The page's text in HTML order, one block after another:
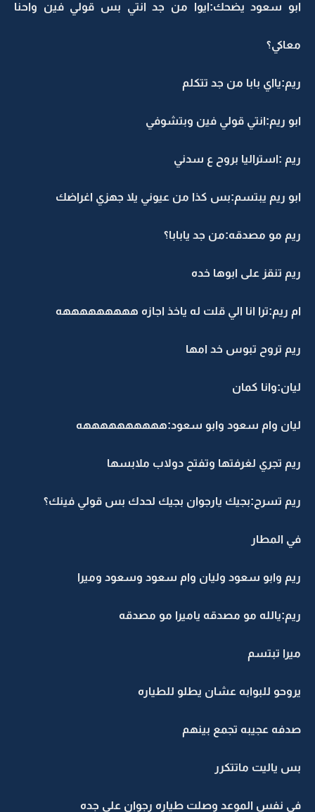
ابو سعود يضحك:ايوا من جد انتي بس قولي فين واحنا
معاكي؟
ريم:يااي بابا من جد تتكلم
ابو ريم:انتي قولي فين وبتشوفي
ريم :استراليا بروح ع سدني
ابو ريم يبتسم:بس كذا من عيوني يلا جهزي اغراضك
ريم مو مصدقه:من جد يابابا؟
ريم تنقز على ابوها خده
ام ريم:ترا انا الي قلت له ياخذ اجازه هههههههههه
ريم تروح تبوس خد امها
ليان:وانا كمان
ليان وام سعود وابو سعود:ههههههههههه
ريم تجري لغرفتها وتفتح دولاب ملابسها
ريم تسرح:بجيك يارجوان بجيك لحدك بس قولي فينك؟
في المطار
ريم وابو سعود وليان وام سعود وسعود وميرا
ريم:يالله مو مصدقه ياميرا مو مصدقه
ميرا تبتسم
يروحو للبوابه عشان يطلو للطياره
صدفه عجيبه تجمع بينهم
بس ياليت ماتتكرر
في نفس الموعد وصلت طياره رجوان على جده